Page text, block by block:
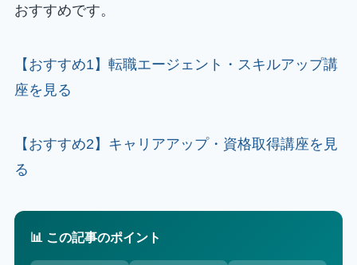
おすすめです。
【おすすめ1】転職エージェント・スキルアップ講
座を見る
【おすすめ2】キャリアアップ・資格取得講座を見
る
📊 この記事のポイント